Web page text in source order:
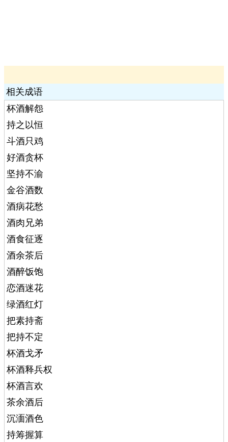
相关成语
杯酒解怨
持之以恒
斗酒只鸡
好酒贪杯
坚持不渝
金谷酒数
酒病花愁
酒肉兄弟
酒食征逐
酒余茶后
酒醉饭饱
恋酒迷花
绿酒红灯
把素持斋
把持不定
杯酒戈矛
杯酒释兵权
杯酒言欢
茶余酒后
沉湎酒色
持筹握算